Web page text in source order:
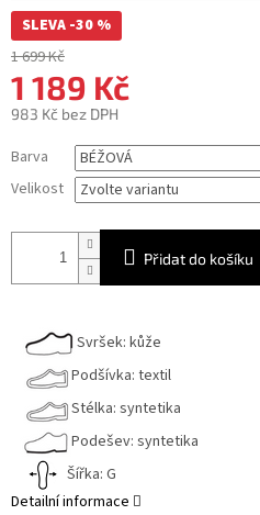
SLEVA -30 %
1 699 Kč
1 189 Kč
983 Kč bez DPH
cena:
Barva
Velikost
Přidat do košíku
Svršek: kůže
Podšívka: textil
Stélka: syntetika
Podešev: syntetika
Šířka: G
Detailní informace